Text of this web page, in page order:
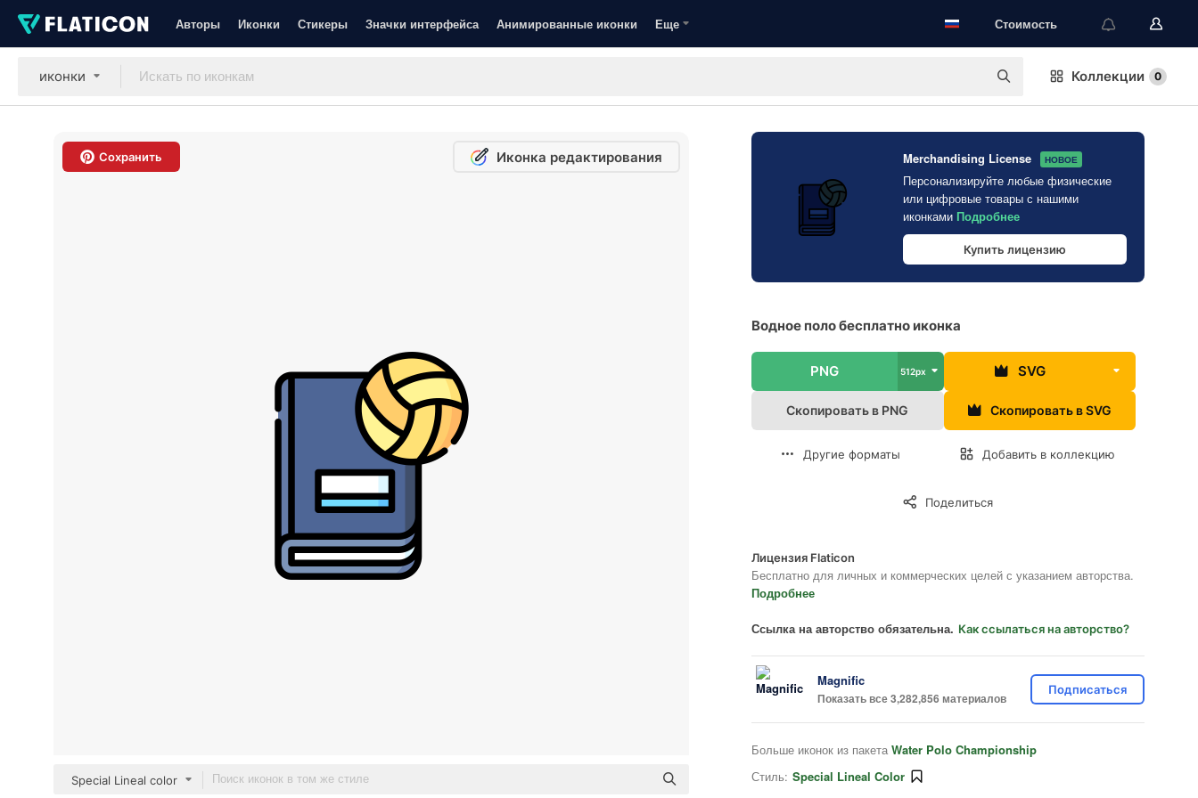
Авторы Иконки Стикеры Значки интерфейса Анимированные иконки Еще Стоимость
иконки Коллекции 0
Сохранить Иконка редактирования
Special Lineal color
Merchandising License НОВОЕ
Персонализируйте любые физические
или цифровые товары с нашими
иконками Подробнее
Купить лицензию
Водное поло бесплатно иконка
PNG 512px SVG
Скопировать в PNG Скопировать в SVG
Другие форматы Добавить в коллекцию
Поделиться
Лицензия Flaticon
Бесплатно для личных и коммерческих целей с указанием авторства.
Подробнее
Ссылка на авторство обязательна. Как ссылаться на авторство?
Magnific
Показать все 3,282,856 материалов
Подписаться
Больше иконок из пакета Water Polo Championship
Стиль: Special Lineal Color